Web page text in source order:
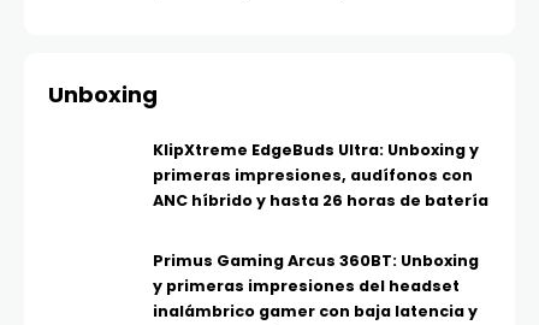
Unboxing
KlipXtreme EdgeBuds Ultra: Unboxing y
primeras impresiones, audífonos con
ANC híbrido y hasta 26 horas de batería
Primus Gaming Arcus 360BT: Unboxing
y primeras impresiones del headset
inalámbrico gamer con baja latencia y